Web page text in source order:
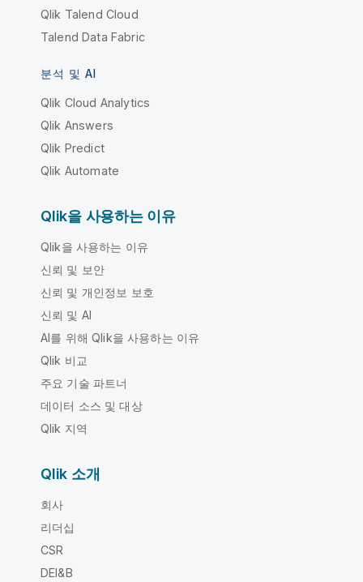
Qlik Talend Cloud
Talend Data Fabric
분석 및 AI
Qlik Cloud Analytics
Qlik Answers
Qlik Predict
Qlik Automate
Qlik을 사용하는 이유
Qlik을 사용하는 이유
신뢰 및 보안
신뢰 및 개인정보 보호
신뢰 및 AI
AI를 위해 Qlik을 사용하는 이유
Qlik 비교
주요 기술 파트너
데이터 소스 및 대상
Qlik 지역
Qlik 소개
회사
리더십
CSR
DEI&B